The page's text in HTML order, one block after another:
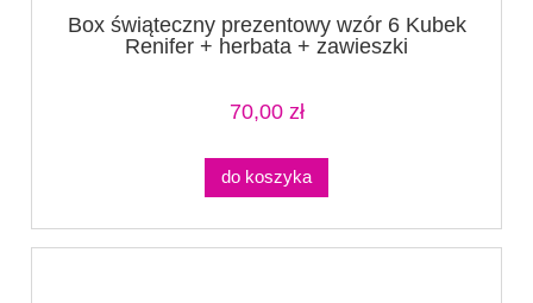
Box świąteczny prezentowy wzór 6 Kubek
Renifer + herbata + zawieszki
70,00 zł
do koszyka